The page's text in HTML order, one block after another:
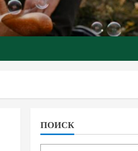
ПОИСК